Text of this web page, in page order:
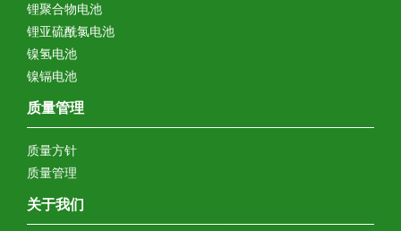
锂聚合物电池
锂亚硫酰氯电池
镍氢电池
镍镉电池
质量管理
质量方针
质量管理
关于我们